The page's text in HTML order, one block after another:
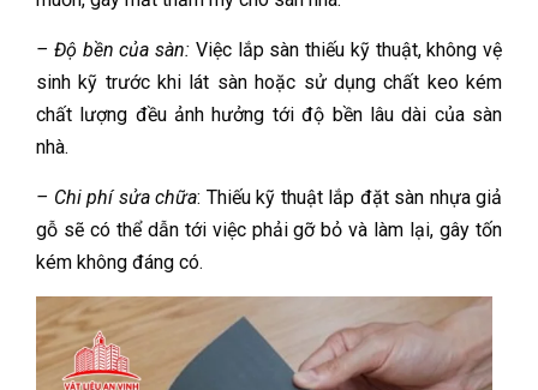
– Độ bền của sàn: Việc lắp sàn thiếu kỹ thuật, không vệ
sinh kỹ trước khi lát sàn hoặc sử dụng chất keo kém
chất lượng đều ảnh hưởng tới độ bền lâu dài của sàn
nhà.
– Chi phí sửa chữa: Thiếu kỹ thuật lắp đặt sàn nhựa giả
gỗ sẽ có thể dẫn tới việc phải gỡ bỏ và làm lại, gây tốn
kém không đáng có.